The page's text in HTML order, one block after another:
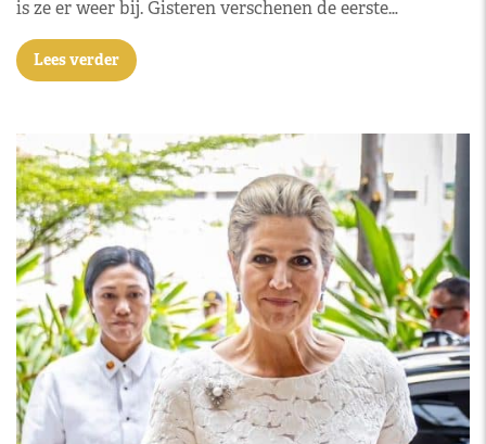
is ze er weer bij. Gisteren verschenen de eerste…
Lees verder